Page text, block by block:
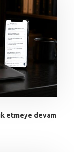
etmeye devam